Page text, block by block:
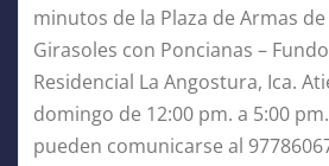
minutos de la Plaza de Armas de
Girasoles con Poncianas –
Residencial La Angostura, Ica.
domingo de 12:00 pm. a 5:00
pueden comunicarse al